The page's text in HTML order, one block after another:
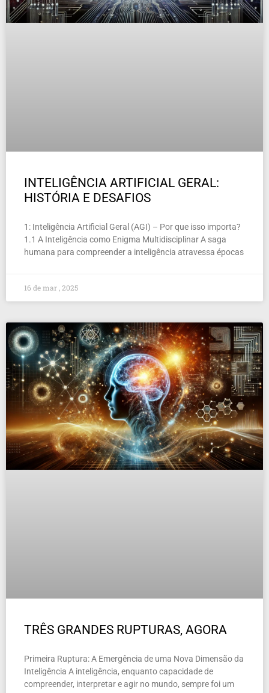
INTELIGÊNCIA ARTIFICIAL GERAL:
HISTÓRIA E DESAFIOS
1: Inteligência Artificial Geral (AGI) – Por que isso importa?
1.1 A Inteligência como Enigma Multidisciplinar A saga
humana para compreender a inteligência atravessa épocas
16 de mar , 2025
TRÊS GRANDES RUPTURAS, AGORA
Primeira Ruptura: A Emergência de uma Nova Dimensão da
Inteligência A inteligência, enquanto capacidade de
compreender, interpretar e agir no mundo, sempre foi um